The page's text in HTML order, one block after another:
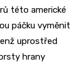
této americké
páčku vyměnit
uprostřed
hrany